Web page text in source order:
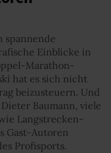
spannende
Einblicke in
Marathon-
hat es sich nicht
beizusteuern. Und
Baumann, viele
Langstrecken-
Gast-Autoren
Profisports.